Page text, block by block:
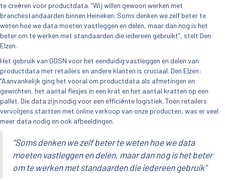
te creëren voor productdata. “Wij willen gewoon werken met
branchestandaarden binnen Heineken. Soms denken we zelf beter te
weten hoe we data moeten vastleggen en delen, maar dan nog is het
beter om te werken met standaarden die iedereen gebruikt”, stelt Den
Elzen.
Het gebruik van GDSN voor het eenduidig vastleggen en delen van
productdata met retailers en andere klanten is cruciaal. Den Elzen:
“Aanvankelijk ging het vooral om productdata als afmetingen en
gewichten, het aantal flesjes in een krat en het aantal kratten op een
pallet. Die data zijn nodig voor een efficiënte logistiek. Toen retailers
vervolgens startten met online verkoop van onze producten, was er veel
meer data nodig en ook afbeeldingen.
“Soms denken we zelf beter te weten hoe we data
moeten vastleggen en delen, maar dan nog is het beter
om te werken met standaarden die iedereen gebruik”